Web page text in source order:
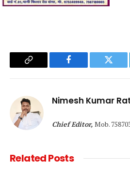
Copy
Facebook
Nimesh Kumar
Chief Editor, Mob.
RelatedPosts